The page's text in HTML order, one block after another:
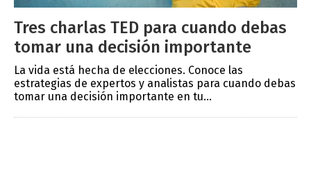
Tres charlas TED para cuando debas
tomar una decisión importante
La vida está hecha de elecciones. Conoce las
estrategias de expertos y analistas para cuando debas
tomar una decisión importante en tu...